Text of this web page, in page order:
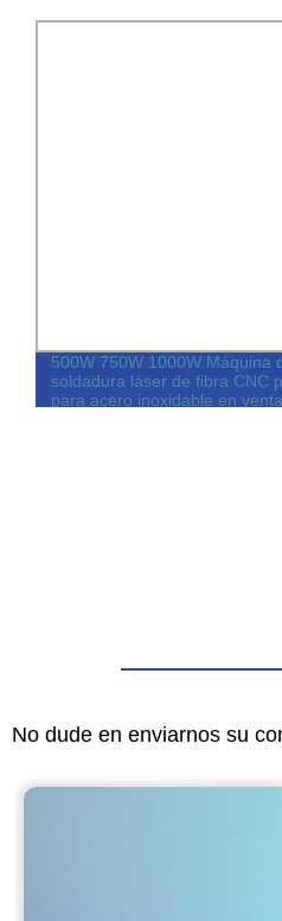
Protector de canalón de
pulgadas estilo K, pantallas de
de malla metálica
No dude en enviarnos su